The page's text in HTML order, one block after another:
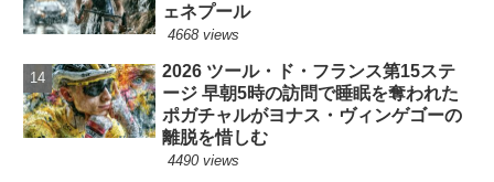
ェネプール
4668 views
2026 ツール・ド・フランス第15ステ
ージ 早朝5時の訪問で睡眠を奪われた
ポガチャルがヨナス・ヴィンゲゴーの
離脱を惜しむ
4490 views